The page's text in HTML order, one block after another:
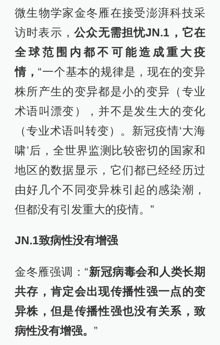
微生物学家金冬雁在接受澎湃科技采
访时表示，公众无需担忧JN.1，它在
全球范围内都不可能造成重大疫
情，“一个基本的规律是，现在的变异
株所产生的变异都是小的变异（专业
术语叫漂变），并不是发生大的变化
（专业术语叫转变）。新冠疫情‘大海
啸’后，全世界监测比较密切的国家和
地区的数据显示，它们都已经经历过
由好几个不同变异株引起的感染潮，
但都没有引发重大的疫情。”
JN.1致病性没有增强
金冬雁强调：“新冠病毒会和人类长期
共存，肯定会出现传播性强一点的变
异株，但是传播性强也没有关系，致
病性没有增强。 ”